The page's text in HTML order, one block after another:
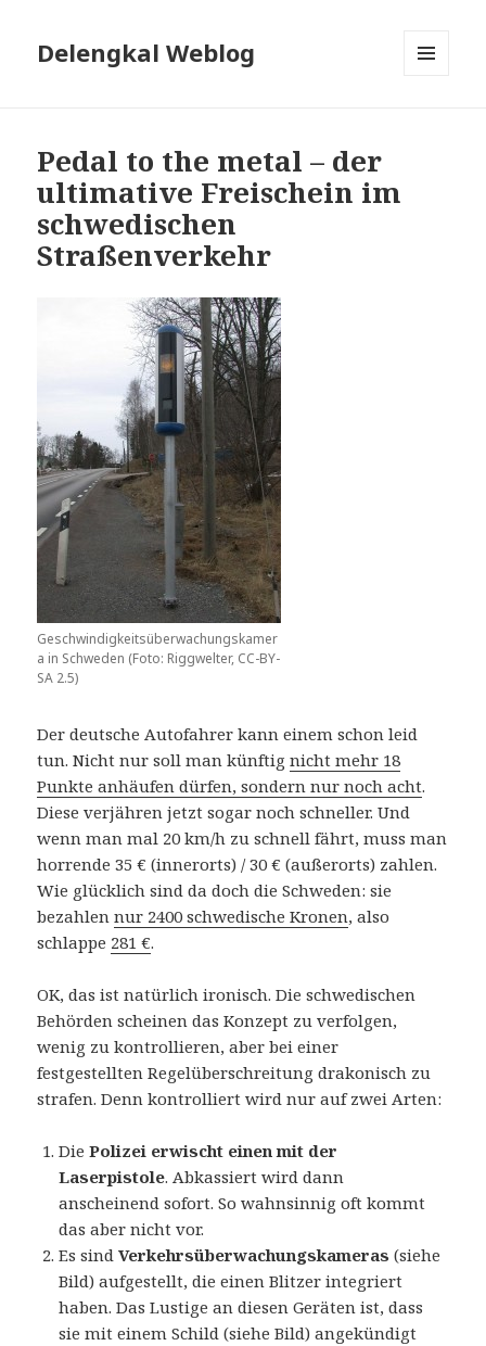
Delengkal Weblog
Pedal to the metal – der
ultimative Freischein im
schwedischen
Straßenverkehr
Geschwindigkeitsüberwachungskamer
a in Schweden (Foto: Riggwelter, CC-BY-
SA 2.5)
Der deutsche Autofahrer kann einem schon leid
tun. Nicht nur soll man künftignicht mehr 18
Punkte anhäufen dürfen, sondern nur noch acht.
Diese verjähren jetzt sogar noch schneller. Und
wenn man mal 20 km/h zu schnell fährt, muss man
horrende 35 € (innerorts) / 30 € (außerorts) zahlen.
Wie glücklich sind da doch die Schweden: sie
bezahlennur 2400 schwedische Kronen, also
schlappe 281 €.
OK, das ist natürlich ironisch. Die schwedischen
Behörden scheinen das Konzept zu verfolgen,
wenig zu kontrollieren, aber bei einer
festgestellten Regelüberschreitung drakonisch zu
strafen. Denn kontrolliert wird nur auf zwei Arten:
DiePolizei erwischt einen mit der
Laserpistole. Abkassiert wird dann
anscheinend sofort. So wahnsinnig oft kommt
das aber nicht vor.
Es sindVerkehrsüberwachungskameras (siehe
Bild) aufgestellt, die einen Blitzer integriert
haben. Das Lustige an diesen Geräten ist, dass
sie mit einem Schild (siehe Bild) angekündigt